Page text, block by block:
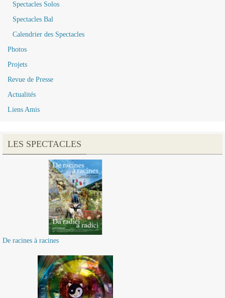
Spectacles Solos
Spectacles Bal
Calendrier des Spectacles
Photos
Projets
Revue de Presse
Actualités
Liens Amis
LES SPECTACLES
De racines à racines